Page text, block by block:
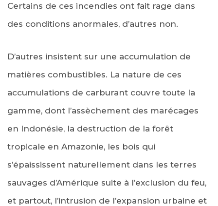
Certains de ces incendies ont fait rage dans
des conditions anormales, d’autres non.
D’autres insistent sur une accumulation de
matières combustibles. La nature de ces
accumulations de carburant couvre toute la
gamme, dont l’assèchement des marécages
en Indonésie, la destruction de la forêt
tropicale en Amazonie, les bois qui
s’épaississent naturellement dans les terres
sauvages d’Amérique suite à l’exclusion du feu,
et partout, l’intrusion de l’expansion urbaine et